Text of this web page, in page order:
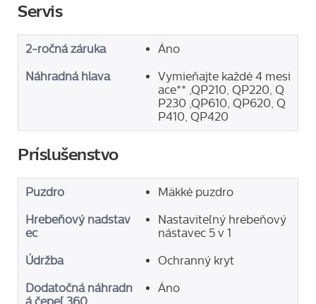
Servis
2-ročná záruka Áno
Náhradná hlava
Vymieňajte každé 4 mesi
ace** ,QP210, QP220, Q
P230 ,QP610, QP620, Q
P410, QP420
Príslušenstvo
Puzdro Mäkké puzdro
Hrebeňový nadstav
ec
Nastaviteľný hrebeňový
nástavec 5 v 1
Údržba Ochranný kryt
Dodatočná náhradn
Áno